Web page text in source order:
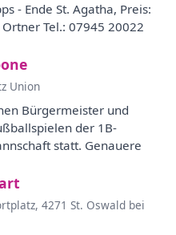
- Ende St. Agatha, Preis:
Tel.: 07945 20022
Union
Bürgermeister und
der 1B-
statt. Genauere
4271 St. Oswald bei